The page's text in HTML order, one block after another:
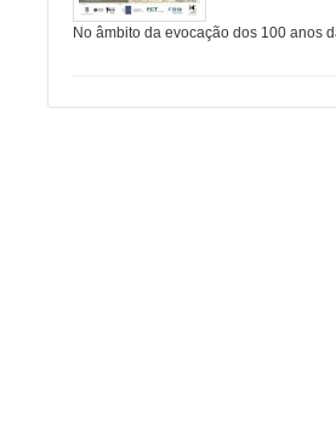
No âmbito da evocação dos 100 anos